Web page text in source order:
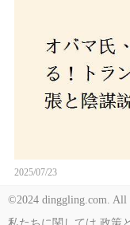
2025/07/23
©2024 dinggling.com. All